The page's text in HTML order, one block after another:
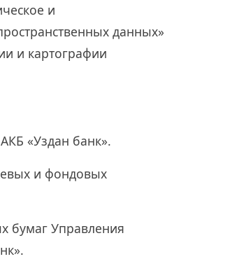
и
данных»
и картографии
«Уздан банк».
и фондовых
бумаг Управления